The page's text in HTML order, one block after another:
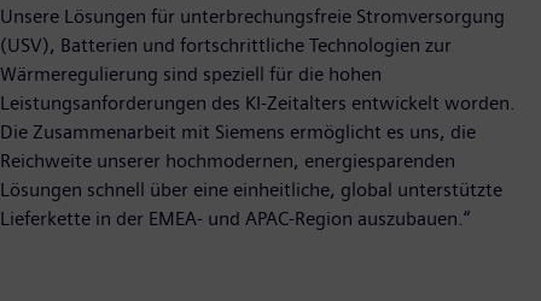
Unsere Lösungen für unterbrechungsfreie Stromversorgung
(USV), Batterien und fortschrittliche Technologien zur
Wärmeregulierung sind speziell für die hohen
Leistungsanforderungen des KI-Zeitalters entwickelt worden.
Die Zusammenarbeit mit Siemens ermöglicht es uns, die
Reichweite unserer hochmodernen, energiesparenden
Lösungen schnell über eine einheitliche, global unterstützte
Lieferkette in der EMEA- und APAC-Region auszubauen.“